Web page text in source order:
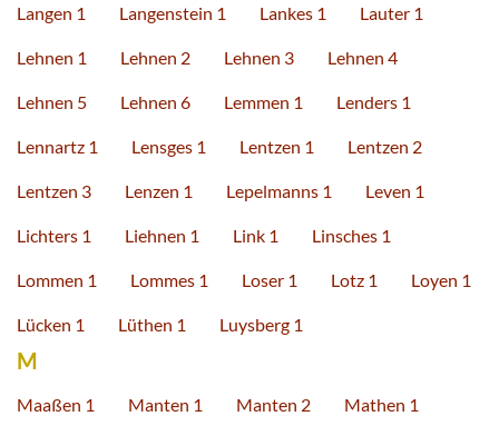
Langen 1 Langenstein 1 Lankes 1 Lauter 1
Lehnen 1 Lehnen 2 Lehnen 3 Lehnen 4
Lehnen 5 Lehnen 6 Lemmen 1 Lenders 1
Lennartz 1 Lensges 1 Lentzen 1 Lentzen 2
Lentzen 3 Lenzen 1 Lepelmanns 1 Leven 1
Lichters 1 Liehnen 1 Link 1 Linsches 1
Lommen 1 Lommes 1 Loser 1 Lotz 1 Loyen 1
Lücken 1 Lüthen 1 Luysberg 1
M
Maaßen 1 Manten 1 Manten 2 Mathen 1